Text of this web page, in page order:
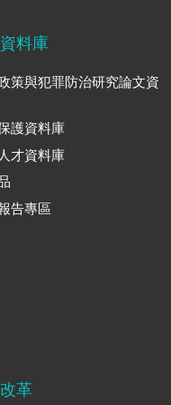
料庫
策與犯罪防治研究論文資
護資料庫
才資料庫
告專區
革